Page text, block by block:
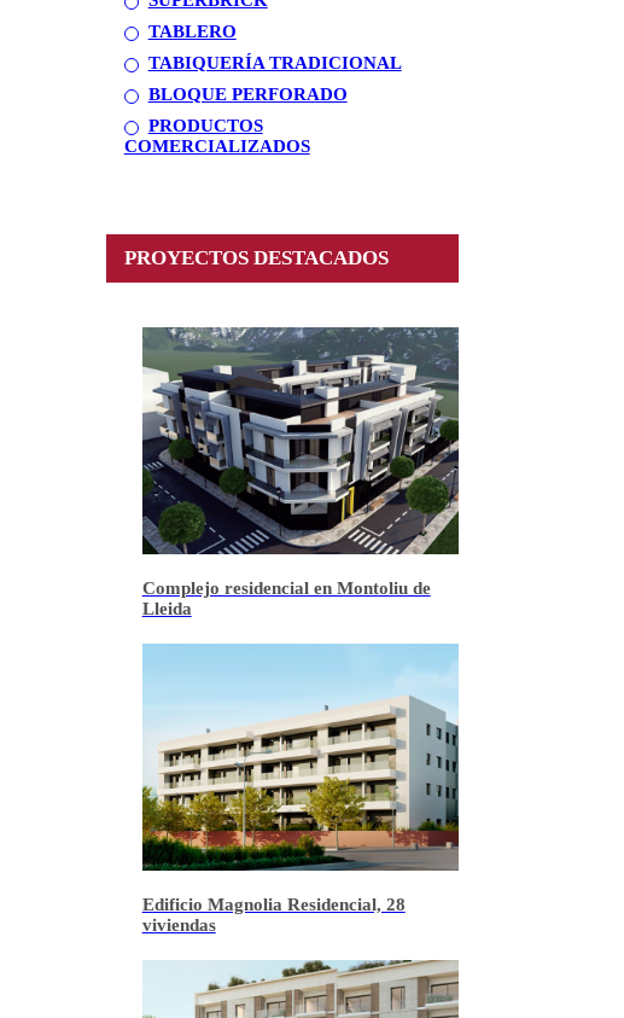
TABLERO
TABIQUERÍA TRADICIONAL
BLOQUE PERFORADO
PRODUCTOS
COMERCIALIZADOS
PROYECTOS DESTACADOS
Complejo residencial en Montoliu de
Lleida
Edificio Magnolia Residencial, 28
viviendas